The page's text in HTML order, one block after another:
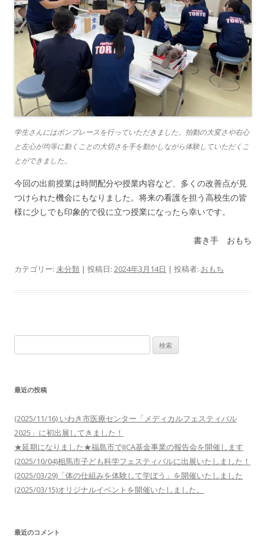
学生さんにはポンプレースを行っていただきました。拍動の大変さや右心
と左心が均等に動くことの大切さを手を動かしながら体験していただくこ
とができました。
今回の出前授業は時間配分や授業内容など、多くの改善点が見
つけられた機会にもなりました。将来の看護を担う高校生の皆
様に少しでも印象的で役に立つ授業になったら幸いです。
書き手 おもち
カテゴリー: 未分類 | 投稿日: 2024年3月14日 | 投稿者: おもち
索:
最近の投稿
(2025/11/16) いわき市医療センター「メディカルフェスティバル
2025」に初出展してきました！
★延期になりました★福島市でJICA基金事業の報告会を開催します
(2025/10/04)相馬市子ども科学フェスティバルに出展いたしました！
(2025/03/29)「体の仕組みを体験して学ぼう」を開催いたしました
(2025/03/15)オリジナルイベントを開催いたしました。
最近のコメント